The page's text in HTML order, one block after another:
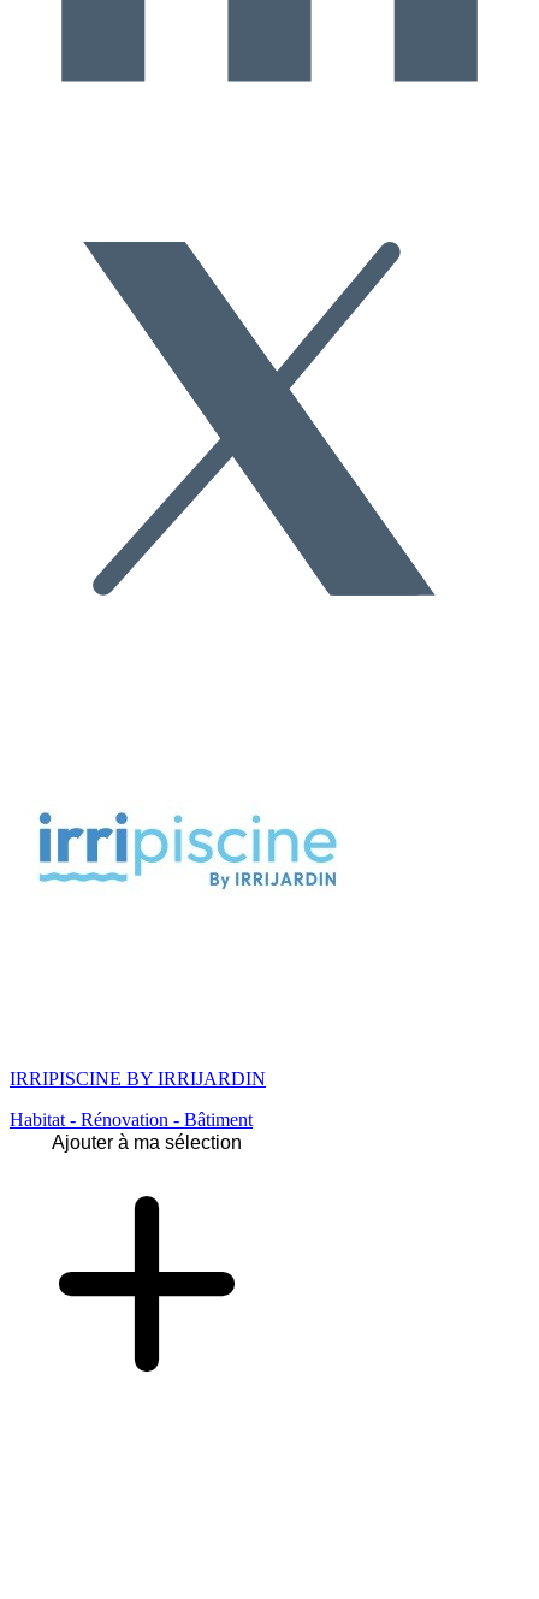
IRRIPISCINE BY IRRIJARDIN
Habitat - Rénovation - Bâtiment
Ajouter à ma sélection